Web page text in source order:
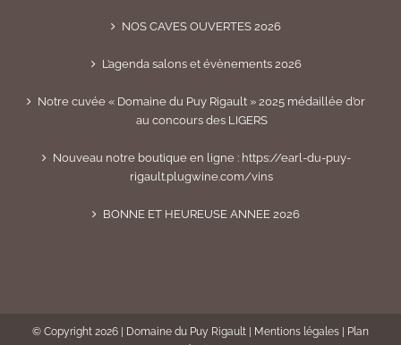
NOS CAVES OUVERTES 2026
L’agenda salons et évènements 2026
Notre cuvée « Domaine du Puy Rigault » 2025 médaillée d’or
au concours des LIGERS
Nouveau notre boutique en ligne : https://earl-du-puy-
rigault.plugwine.com/vins
BONNE ET HEUREUSE ANNEE 2026
© Copyright 2026 | Domaine du Puy Rigault | Mentions légales
Plan